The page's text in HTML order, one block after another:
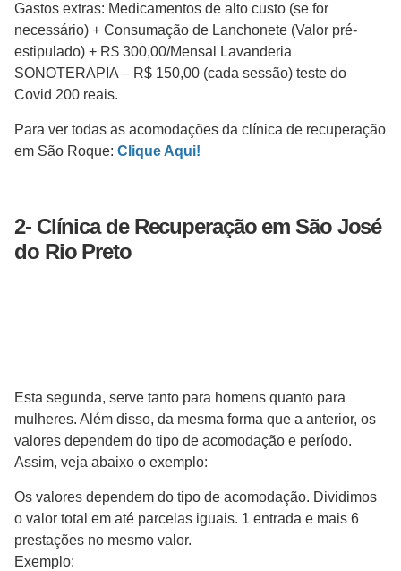
Gastos extras: Medicamentos de alto custo (se for
necessário) + Consumação de Lanchonete (Valor pré-
estipulado) + R$ 300,00/Mensal Lavanderia
SONOTERAPIA – R$ 150,00 (cada sessão) teste do
Covid 200 reais.
Para ver todas as acomodações da clínica de recuperação
em São Roque: Clique Aqui!
2- Clínica de Recuperação em São José
do Rio Preto
Esta segunda, serve tanto para homens quanto para
mulheres. Além disso, da mesma forma que a anterior, os
valores dependem do tipo de acomodação e período.
Assim, veja abaixo o exemplo:
Os valores dependem do tipo de acomodação. Dividimos
o valor total em até parcelas iguais. 1 entrada e mais 6
prestações no mesmo valor.
Exemplo: